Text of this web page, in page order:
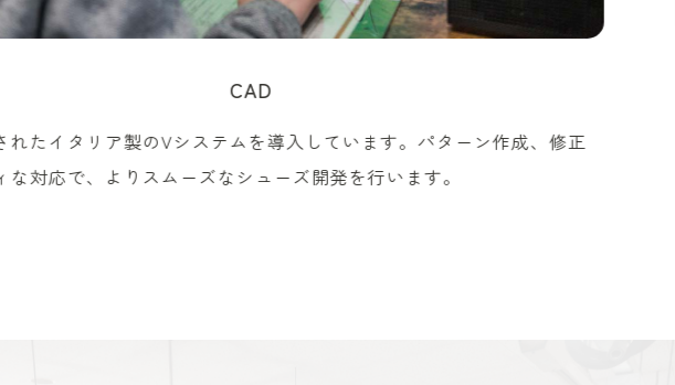
CAD
れたイタリア製のVシステムを導入しています。パターン作成、修正
な対応で、よりスムーズなシューズ開発を行います。